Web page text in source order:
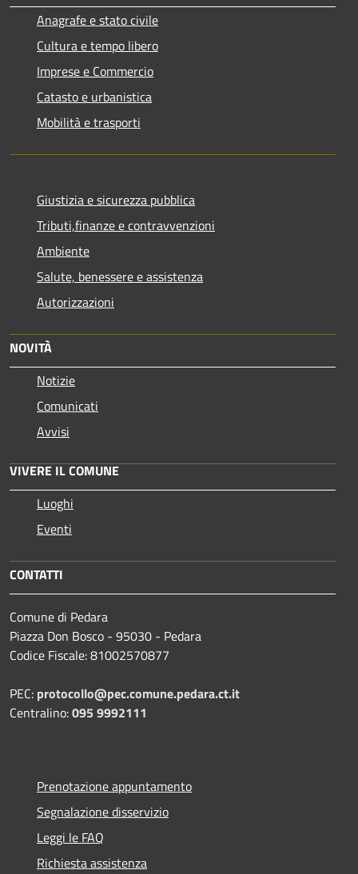
Anagrafe e stato civile
Cultura e tempo libero
Imprese e Commercio
Catasto e urbanistica
Mobilità e trasporti
Giustizia e sicurezza pubblica
Tributi,finanze e contravvenzioni
Ambiente
Salute, benessere e assistenza
Autorizzazioni
NOVITÀ
Notizie
Comunicati
Avvisi
VIVERE IL COMUNE
Luoghi
Eventi
CONTATTI
Comune di Pedara
Piazza Don Bosco - 95030 - Pedara
Codice Fiscale: 81002570877
PEC: protocollo@pec.comune.pedara.ct.it
Centralino:095 9992111
Prenotazione appuntamento
Segnalazione disservizio
Leggi le FAQ
Richiesta assistenza